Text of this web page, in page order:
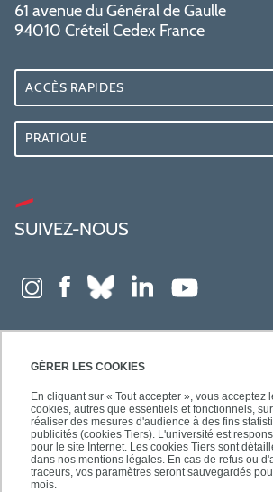
GÉRER LES COOKIES
En cliquant sur « Tout accepter », vous acceptez
cookies, autres que essentiels et fonctionnels,
réaliser des mesures d'audience à des fins
publicités (cookies Tiers). L'université est
pour le site Internet. Les cookies Tiers sont
dans nos mentions légales. En cas de refus ou
traceurs, vos paramètres seront sauvegardés
mois.
61 avenue du Général de Gaulle
94010 Créteil Cedex France
ACCÈS RAPIDES
PRATIQUE
SUIVEZ-NOUS